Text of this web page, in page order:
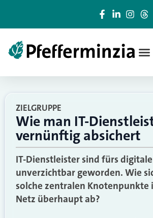
ZIELGRUPPE
Wie man IT-
vernünftig absichert
IT-Dienstleister sind fürs
unverzichtbar geworden. Wie
solche zentralen
Netz überhaupt ab?